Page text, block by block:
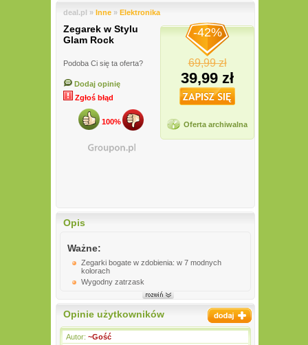
deal.pl » Inne » Elektronika
Zegarek w Stylu
Glam Rock
Podoba Ci się ta oferta?
Dodaj opinię
Zgłoś błąd
100%
-42%
69,99 zł
39,99 zł
Oferta archiwalna
Opis
Ważne:
Zegarki bogate w zdobienia: w 7 modnych
kolorach
Wygodny zatrzask
Opinie użytkowników
Autor: ~Gość